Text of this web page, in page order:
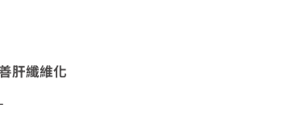
肝纖維化